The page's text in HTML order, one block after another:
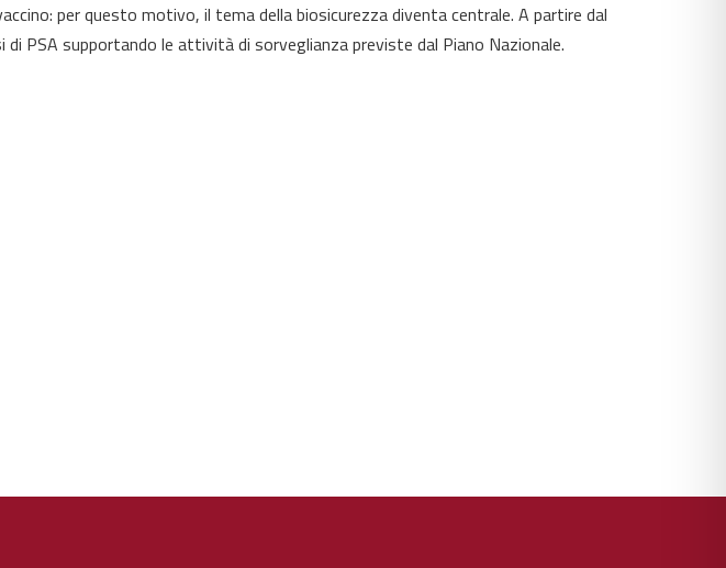
per questo motivo, il tema della biosicurezza diventa centrale. A partire dal
PSA supportando le attività di sorveglianza previste dal Piano Nazionale.